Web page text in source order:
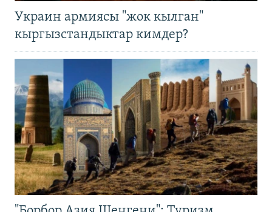
Украин армиясы "жок кылган"
кыргызстандыктар кимдер?